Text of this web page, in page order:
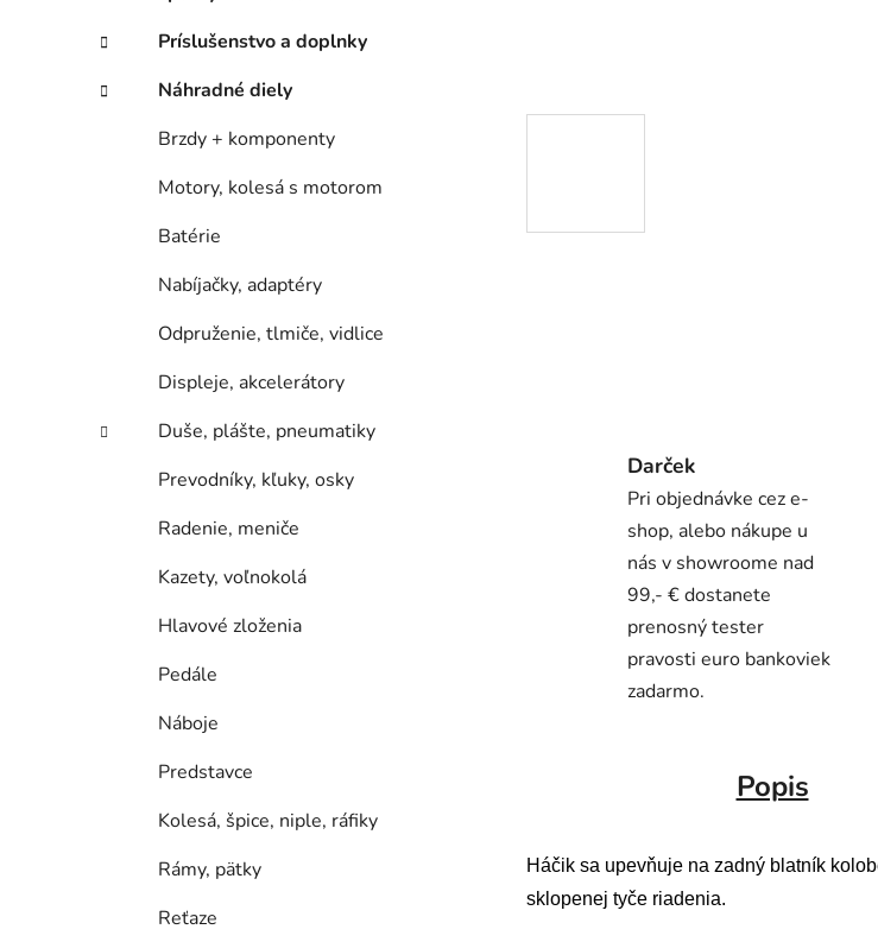
l
Príslušenstvo a doplnky
Náhradné diely
Brzdy + komponenty
Motory, kolesá s motorom
Batérie
Nabíjačky, adaptéry
Odpruženie, tlmiče, vidlice
Displeje, akcelerátory
Duše, plášte, pneumatiky
Prevodníky, kľuky, osky
Radenie, meniče
Kazety, voľnokolá
Hlavové zloženia
Pedále
Náboje
Predstavce
Kolesá, špice, niple, ráfiky
Rámy, pätky
Reťaze
Darček
Pri objednávke cez e-
shop, alebo nákupe u
nás v showroome nad
99,- € dostanete
prenosný tester
pravosti euro bankoviek
zadarmo.
Popis
Háčik sa upevňuje na zadný blatník
sklopenej tyče riadenia.